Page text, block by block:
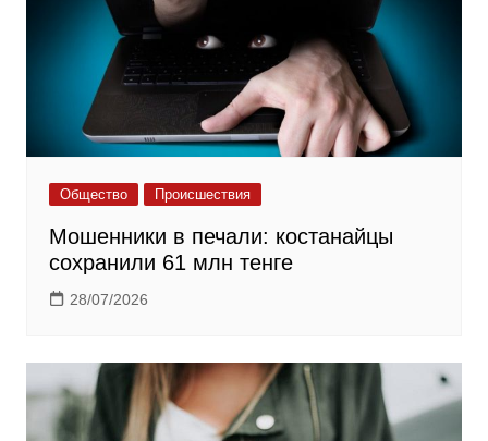
Общество Происшествия
Мошенники в печали: костанайцы
сохранили 61 млн тенге
28/07/2026